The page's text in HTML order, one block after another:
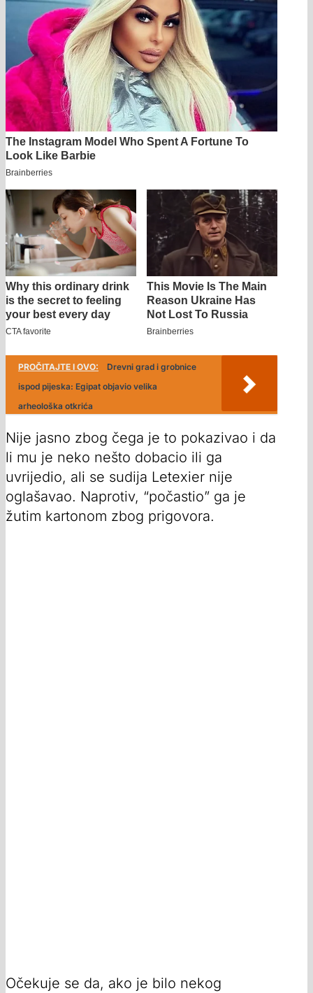
PROČITAJTE I OVO:
Drevni grad i grobnice
ispod pijeska: Egipat objavio velika
arheološka otkrića
Nije jasno zbog čega je to pokazivao i da
li mu je neko nešto dobacio ili ga
uvrijedio, ali se sudija Letexier nije
oglašavao. Naprotiv, “počastio” ga je
žutim kartonom zbog prigovora.
Očekuje se da, ako je bilo nekog